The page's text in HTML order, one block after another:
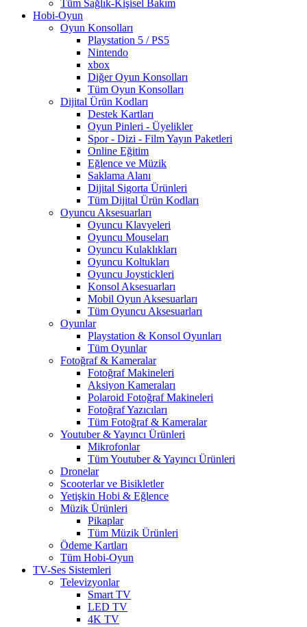
Tüm Sağlık-Kişisel Bakım
Hobi-Oyun
Oyun Konsolları
Playstation 5 / PS5
Nintendo
xbox
Diğer Oyun Konsolları
Tüm Oyun Konsolları
Dijital Ürün Kodları
Destek Kartları
Oyun Pinleri - Üyelikler
Spor - Dizi - Film Yayın Paketleri
Online Eğitim
Eğlence ve Müzik
Saklama Alanı
Dijital Sigorta Ürünleri
Tüm Dijital Ürün Kodları
Oyuncu Aksesuarları
Oyuncu Klavyeleri
Oyuncu Mouseları
Oyuncu Kulaklıkları
Oyuncu Koltukları
Oyuncu Joystickleri
Konsol Aksesuarları
Mobil Oyun Aksesuarları
Tüm Oyuncu Aksesuarları
Oyunlar
Playstation & Konsol Oyunları
Tüm Oyunlar
Fotoğraf & Kameralar
Fotoğraf Makineleri
Aksiyon Kameraları
Polaroid Fotoğraf Makineleri
Fotoğraf Yazıcıları
Tüm Fotoğraf & Kameralar
Youtuber & Yayıncı Ürünleri
Mikrofonlar
Tüm Youtuber & Yayıncı Ürünleri
Dronelar
Scooterlar ve Bisikletler
Yetişkin Hobi & Eğlence
Müzik Ürünleri
Pikaplar
Tüm Müzik Ürünleri
Ödeme Kartları
Tüm Hobi-Oyun
TV-Ses Sistemleri
Televizyonlar
Smart TV
LED TV
4K TV